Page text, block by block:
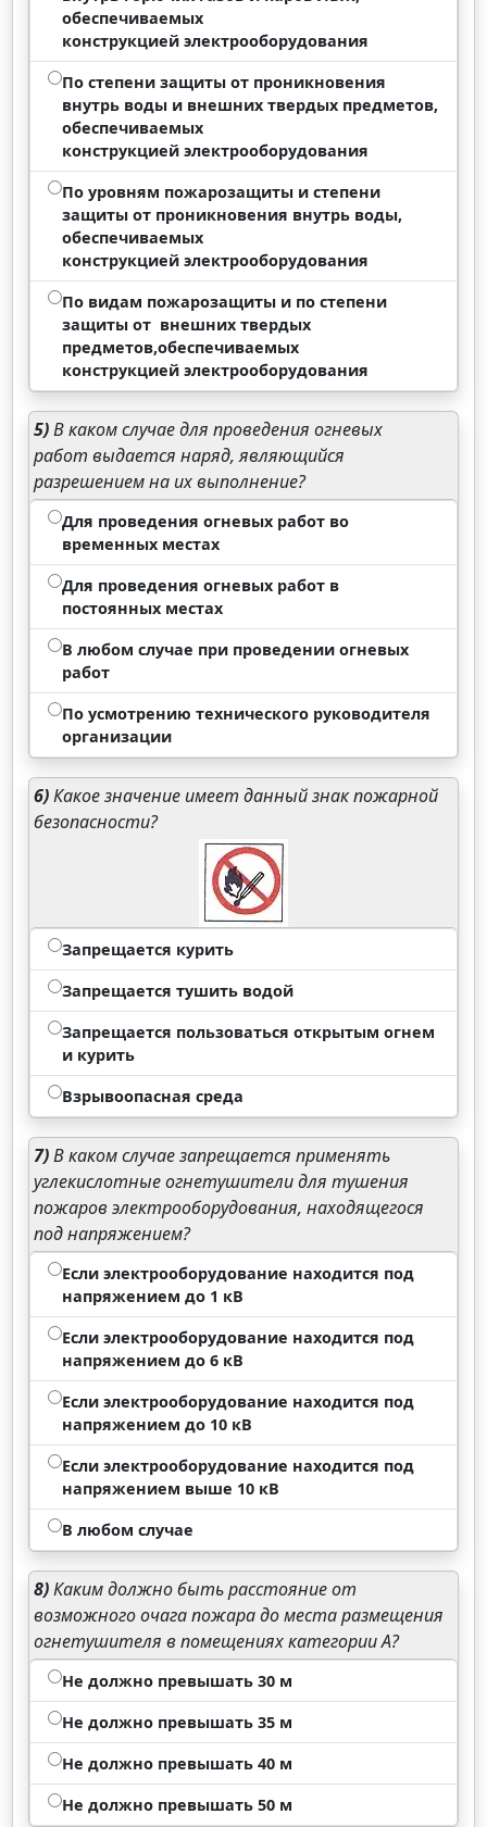
обеспечиваемых
конструкцией электрооборудования
По степени защиты от проникновения
внутрь воды и внешних твердых предметов,
обеспечиваемых
конструкцией электрооборудования
По уровням пожарозащиты и степени
защиты от проникновения внутрь воды,
обеспечиваемых
конструкцией электрооборудования
По видам пожарозащиты и по степени
защиты от внешних твердых
предметов,обеспечиваемых
конструкцией электрооборудования
5)В каком случае для проведения огневых
работ выдается наряд, являющийся
разрешением на их выполнение?
Для проведения огневых работ во
временных местах
Для проведения огневых работ в
постоянных местах
В любом случае при проведении огневых
работ
По усмотрению технического руководителя
организации
6)Какое значение имеет данный знак пожарной
безопасности?
Запрещается курить
Запрещается тушить водой
Запрещается пользоваться открытым огнем
и курить
Взрывоопасная среда
7)В каком случае запрещается применять
углекислотные огнетушители для тушения
пожаров электрооборудования, находящегося
под напряжением?
Если электрооборудование находится под
напряжением до 1 кВ
Если электрооборудование находится под
напряжением до 6 кВ
Если электрооборудование находится под
напряжением до 10 кВ
Если электрооборудование находится под
напряжением выше 10 кВ
В любом случае
8)Каким должно быть расстояние от
возможного очага пожара до места размещения
огнетушителя в помещениях категории А?
Не должно превышать 30 м
Не должно превышать 35 м
Не должно превышать 40 м
Не должно превышать 50 м